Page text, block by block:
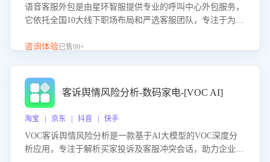
语音客服外包是由星环智服提供专业的呼叫中心外包服务，
它依托全国10大线下职场布局和严选客服团队，专注于为企
客服团队和智能工具提升语音客服服务效率和质量，帮助企
咨询体验已售99+
客诉舆情风险分析-数码家电-[VOC AI]
淘宝 | 京东 | 抖音 | 快手
VOC客诉舆情风险分析是一款基于AI大模型的VOC深度分
析应用，专注于解析买家投诉及客服冲突会话，助力企业精